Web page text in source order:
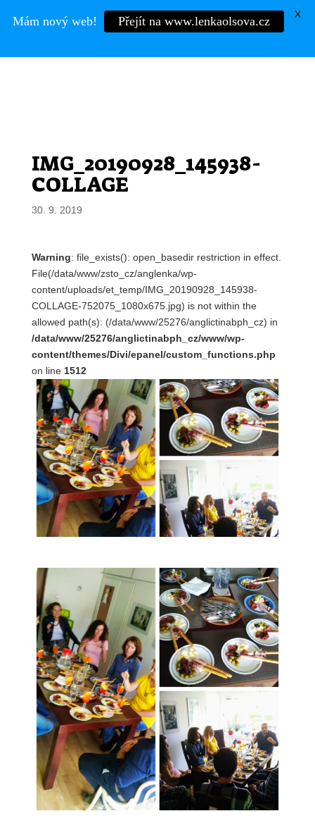
Mgr.LENKA OLŠOVÁ
IMG_20190928_145938-
COLLAGE
30. 9. 2019
Warning: file_exists(): open_basedir restriction in effect.
File(/data/www/zsto_cz/anglenka/wp-
content/uploads/et_temp/IMG_20190928_145938-
COLLAGE-752075_1080x675.jpg) is not within the
allowed path(s): (/data/www/25276/anglictinabph_cz) in
/data/www/25276/anglictinabph_cz/www/wp-
content/themes/Divi/epanel/custom_functions.php
on line 1512
Mám nový web! Přejít na www.lenkaolsova.cz
X